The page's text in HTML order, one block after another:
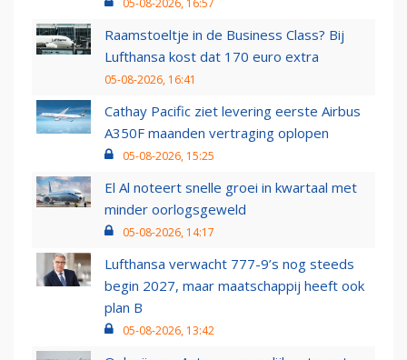
Raamstoeltje in de Business Class? Bij
Lufthansa kost dat 170 euro extra
05-08-2026, 16:41
Cathay Pacific ziet levering eerste Airbus
A350F maanden vertraging oplopen
05-08-2026, 15:25
El Al noteert snelle groei in kwartaal met
minder oorlogsgeweld
05-08-2026, 14:17
Lufthansa verwacht 777-9’s nog steeds
begin 2027, maar maatschappij heeft ook
plan B
05-08-2026, 13:42